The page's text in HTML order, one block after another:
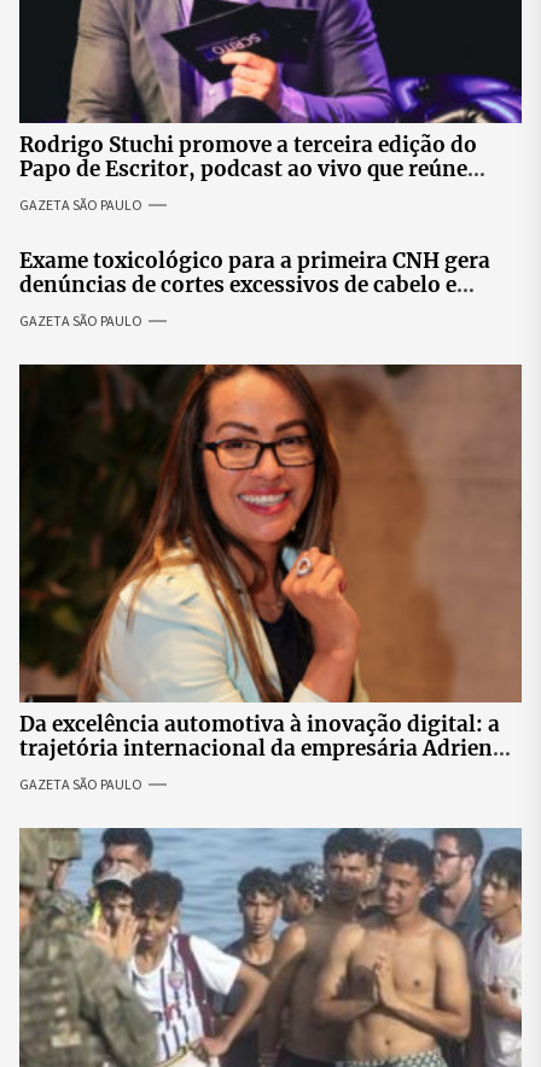
Rodrigo Stuchi promove a terceira edição do
Papo de Escritor, podcast ao vivo que reúne
especialistas para discutir saúde mental e
prosperidade.
GAZETA SÃO PAULO
Exame toxicológico para a primeira CNH gera
denúncias de cortes excessivos de cabelo e
revolta entre candidatas
GAZETA SÃO PAULO
Da excelência automotiva à inovação digital: a
trajetória internacional da empresária Adriene
GAZETA SÃO PAULO